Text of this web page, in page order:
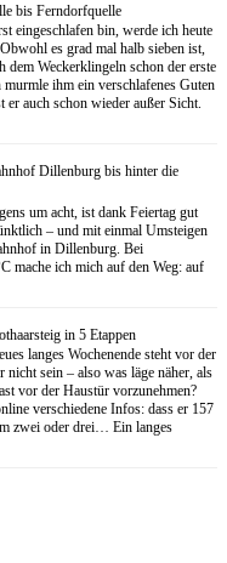
bis Ferndorfquelle
eingeschlafen bin, werde ich heute
es grad mal halb sieben ist,
dem Weckerklingeln schon der erste
ihm ein verschlafenes Guten
er auch schon wieder außer Sicht.
Dillenburg bis hinter die
um acht, ist dank Feiertag gut
– und mit einmal Umsteigen
in Dillenburg. Bei
mache ich mich auf den Weg: auf
in 5 Etappen
langes Wochenende steht vor der
nicht sein – also was läge näher, als
vor der Haustür vorzunehmen?
verschiedene Infos: dass er 157
zwei oder drei… Ein langes